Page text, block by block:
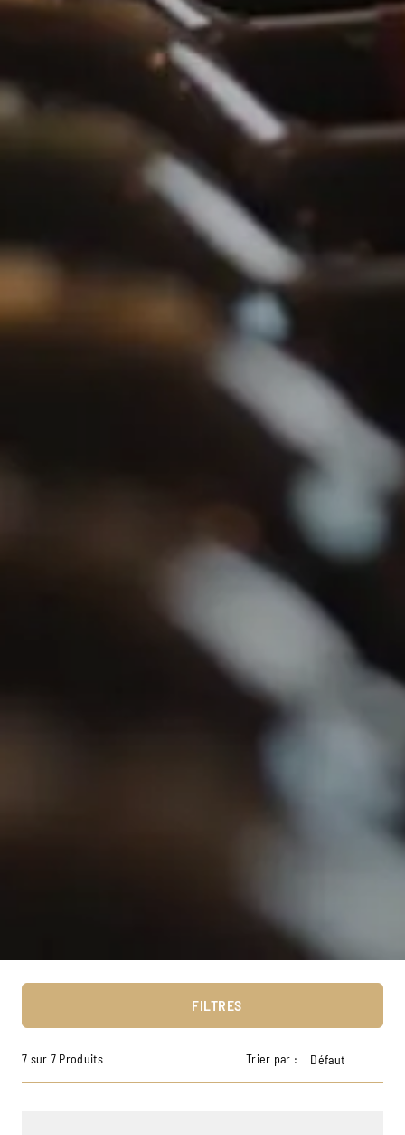
FILTRES
7 sur 7 Produits Trier par : Défaut